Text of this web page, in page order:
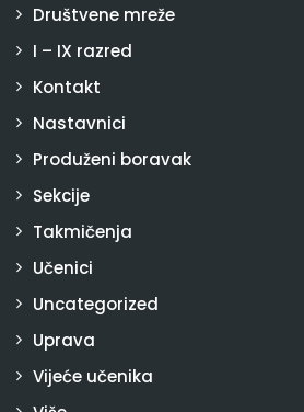
Društvene mreže
I – IX razred
Kontakt
Nastavnici
Produženi boravak
Sekcije
Takmičenja
Učenici
Uncategorized
Uprava
Vijeće učenika